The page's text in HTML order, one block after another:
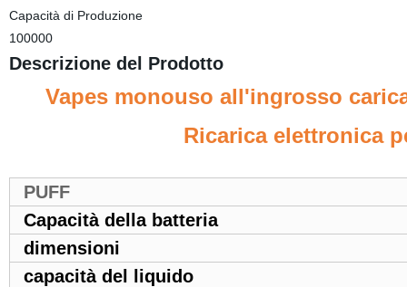
Capacità di Produzione
100000
Descrizione del Prodotto
Vapes monouso all'ingrosso
Ricarica elettronica
PUFF
Capacità della batteria
dimensioni
capacità del liquido